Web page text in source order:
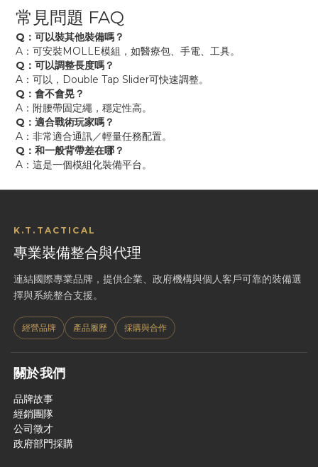
常見問題 FAQ
Q：可以裝其他裝備嗎？
A：可安裝MOLLE模組，如醫療包、手電、工具。
Q：可以調整長度嗎？
A：可以，Double Tap Slider可快速調整。
Q：會不會晃？
A：附腰帶固定繩，穩定性高。
Q：適合戰術玩家嗎？
A：非常適合通訊／輕量任務配置。
Q：和一般背帶差在哪？
A：這是一個模組化裝備平台。
K.T.TACTICAL
專業裝備整合與代理
連結國際專業品牌，提供企業、政府機構與個人客戶可靠的裝備選
擇與系統整合支援。
經營品牌 產品履歷 採購與合作
關於我們
品牌故事
經銷團隊
公司徵才
政府部門採購